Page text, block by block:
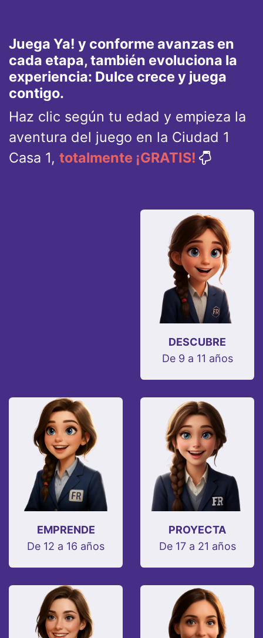
Juega Ya! y conforme avanzas en
cada etapa, también evoluciona la
experiencia: Dulce crece y juega
contigo.
Haz clic según tu edad y empieza la
aventura del juego en la Ciudad 1
Casa 1, totalmente ¡GRATIS!
DESCUBRE
De 9 a 11 años
EMPRENDE
De 12 a 16 años
PROYECTA
De 17 a 21 años